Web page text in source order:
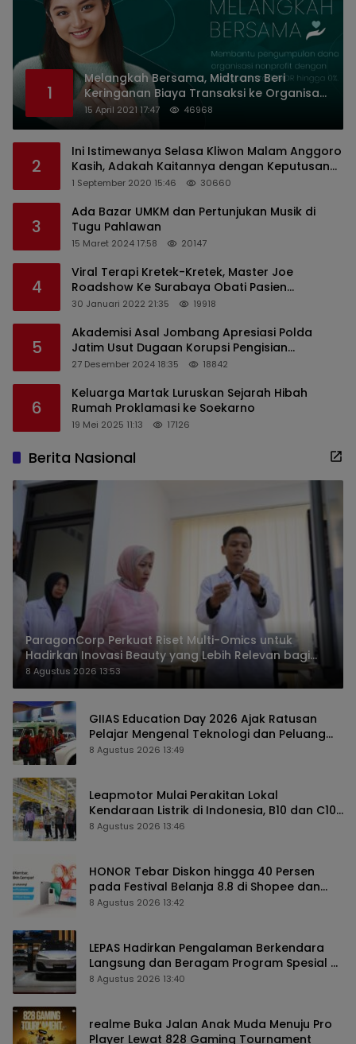
1
Melangkah Bersama, Midtrans Beri
Keringanan Biaya Transaksi ke Organisasi
Nirlaba Indonesia
15 April 2021 17:47 46968
2
Ini Istimewanya Selasa Kliwon Malam Anggoro
Kasih, Adakah Kaitannya dengan Keputusan
PDIP?
1 September 2020 15:46 30660
3
Ada Bazar UMKM dan Pertunjukan Musik di
Tugu Pahlawan
15 Maret 2024 17:58 20147
4
Viral Terapi Kretek-Kretek, Master Joe
Roadshow Ke Surabaya Obati Pasien
Sekaligus Edukasi Masyarakat
30 Januari 2022 21:35 19918
5
Akademisi Asal Jombang Apresiasi Polda
Jatim Usut Dugaan Korupsi Pengisian
Perangkat Desa di Kediri
27 Desember 2024 18:35 18842
6
Keluarga Martak Luruskan Sejarah Hibah
Rumah Proklamasi ke Soekarno
19 Mei 2025 11:13 17126
Berita Nasional
ParagonCorp Perkuat Riset Multi-Omics untuk
Hadirkan Inovasi Beauty yang Lebih Relevan bagi
Masyarakat Indonesia
8 Agustus 2026 13:53
GIIAS Education Day 2026 Ajak Ratusan
Pelajar Mengenal Teknologi dan Peluang
Karier Industri Otomotif
8 Agustus 2026 13:49
Leapmotor Mulai Perakitan Lokal
Kendaraan Listrik di Indonesia, B10 dan C10
Jadi Model Perdana
8 Agustus 2026 13:46
HONOR Tebar Diskon hingga 40 Persen
pada Festival Belanja 8.8 di Shopee dan
TikTok Shop
8 Agustus 2026 13:42
LEPAS Hadirkan Pengalaman Berkendara
Langsung dan Beragam Program Spesial di
GIIAS 2026
8 Agustus 2026 13:40
realme Buka Jalan Anak Muda Menuju Pro
Player Lewat 828 Gaming Tournament